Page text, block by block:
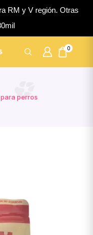
RM y V región. Otras
0
perros